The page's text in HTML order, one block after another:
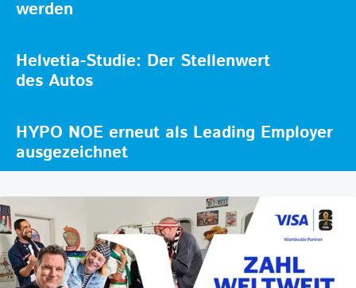
werden
Helvetia-Studie: Der Stellenwert
des Autos
HYPO NOE erneut als Leading Employer
ausgezeichnet